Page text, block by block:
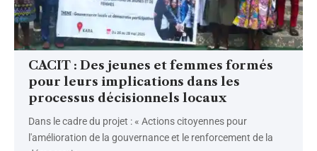
CACIT : Des jeunes et femmes formés
pour leurs implications dans les
processus décisionnels locaux
Dans le cadre du projet : « Actions citoyennes pour
l'amélioration de la gouvernance et le renforcement de la